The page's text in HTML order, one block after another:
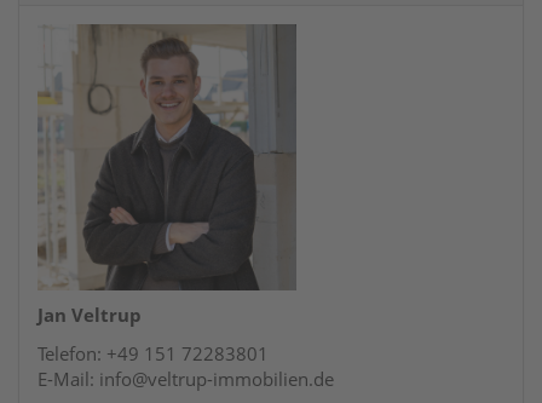
Jan Veltrup
Telefon: +49 151 72283801
E-Mail: info@veltrup-immobilien.de